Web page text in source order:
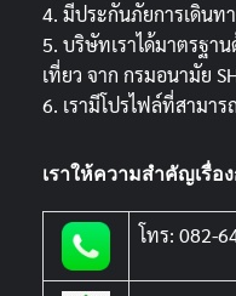
4. มีประกันภัยการเดินท
5. บริษัทเราได้มาตรฐา
เที่ยว จาก กรมอนามัย
6. เรามีโปรไฟล์ที่สามาร
เราให้ความสำคัญเรื่
โทร: 082-